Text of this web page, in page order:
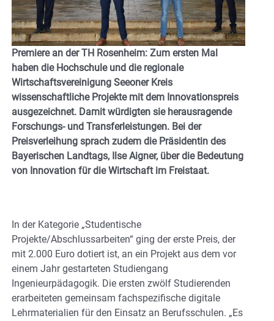
Premiere an der TH Rosenheim: Zum ersten Mal
haben die Hochschule und die regionale
Wirtschaftsvereinigung Seeoner Kreis
wissenschaftliche Projekte mit dem Innovationspreis
ausgezeichnet. Damit würdigten sie herausragende
Forschungs- und Transferleistungen. Bei der
Preisverleihung sprach zudem die Präsidentin des
Bayerischen Landtags, Ilse Aigner, über die Bedeutung
von Innovation für die Wirtschaft im Freistaat.
In der Kategorie „Studentische
Projekte/Abschlussarbeiten“ ging der erste Preis, der
mit 2.000 Euro dotiert ist, an ein Projekt aus dem vor
einem Jahr gestarteten Studiengang
Ingenieurpädagogik. Die ersten zwölf Studierenden
erarbeiteten gemeinsam fachspezifische digitale
Lehrmaterialien für den Einsatz an Berufsschulen. „Es